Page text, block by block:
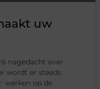
uw
nagedacht over
wordt er steeds
werken op de